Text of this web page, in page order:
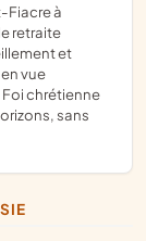
retraite
et
vue
chrétienne
sans